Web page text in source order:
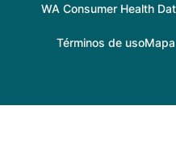
WA Consumer Health
Términos de uso